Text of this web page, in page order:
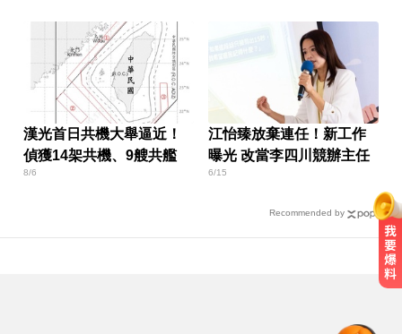
漢光首日共機大舉逼近！
偵獲14架共機、9艘共艦
8/6
江怡臻放棄連任！新工作
曝光 改當李四川競辦主任
6/15
Recommended by